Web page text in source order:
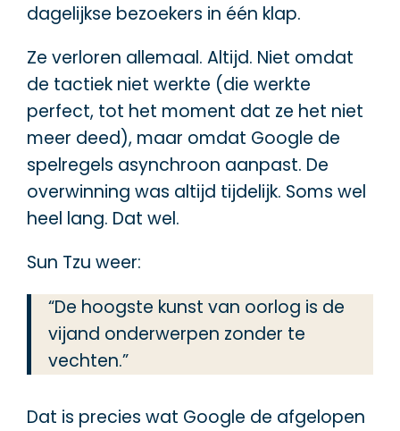
dagelijkse bezoekers in één klap.
Ze verloren allemaal. Altijd. Niet omdat
de tactiek niet werkte (die werkte
perfect, tot het moment dat ze het niet
meer deed), maar omdat Google de
spelregels asynchroon aanpast. De
overwinning was altijd tijdelijk. Soms wel
heel lang. Dat wel.
Sun Tzu weer:
“De hoogste kunst van oorlog is de
vijand onderwerpen zonder te
vechten.”
Dat is precies wat Google de afgelopen